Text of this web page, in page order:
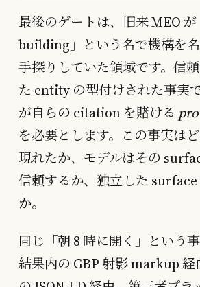
最後のゲートは、旧来 MEO
building」という名で機構を
手探りしていた領域です。信
た entity の型付けされた事実
が自らの citation を賭ける
を必要とします。この事実は
現れたか、モデルはその
信頼するか、独立した surface
か。
同じ「朝 8 時に開く」という
結果内の GBP 射影 markup 経